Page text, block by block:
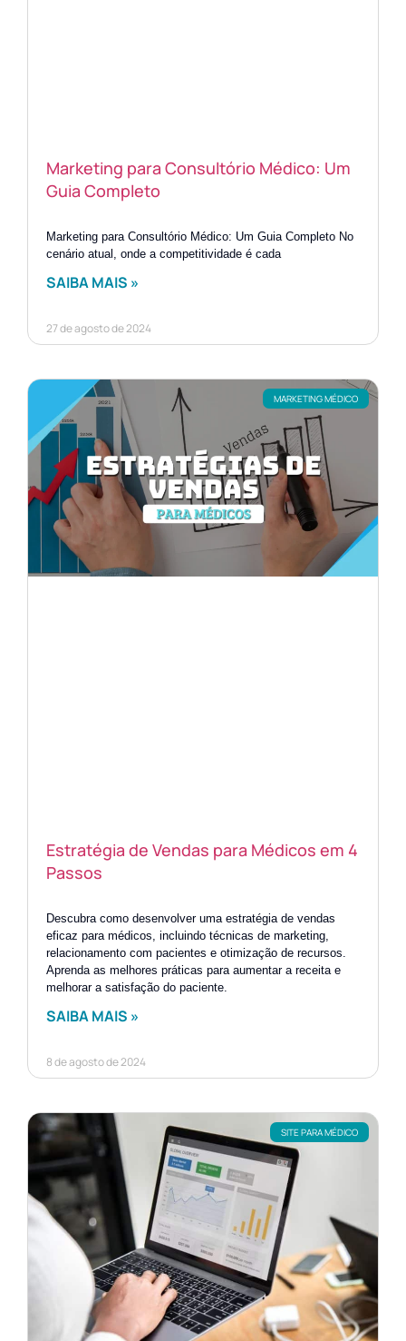
Marketing para Consultório Médico: Um
Guia Completo
Marketing para Consultório Médico: Um Guia Completo No
cenário atual, onde a competitividade é cada
SAIBA MAIS »
27 de agosto de 2024
MARKETING MÉDICO
Estratégia de Vendas para Médicos em 4
Passos
Descubra como desenvolver uma estratégia de vendas
eficaz para médicos, incluindo técnicas de marketing,
relacionamento com pacientes e otimização de recursos.
Aprenda as melhores práticas para aumentar a receita e
melhorar a satisfação do paciente.
SAIBA MAIS »
8 de agosto de 2024
SITE PARA MÉDICO